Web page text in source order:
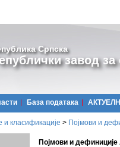
Српска
завод за
Базa података
и класификације > Појмови и
Појмови и